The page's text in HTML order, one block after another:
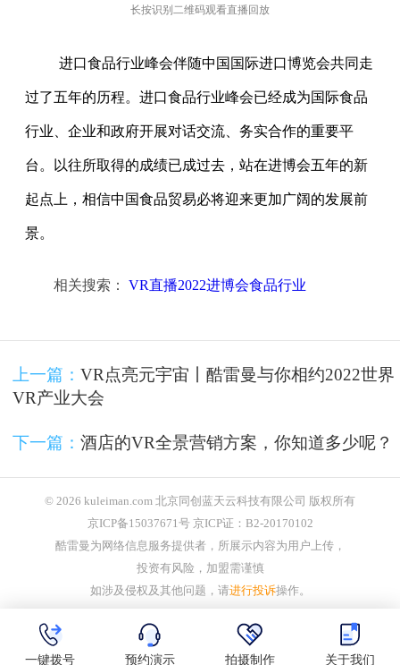
长按识别二维码观看直播回放
进口食品行业峰会伴随中国国际进口博览会共同走
过了五年的历程。进口食品行业峰会已经成为国际食品
行业、企业和政府开展对话交流、务实合作的重要平
台。以往所取得的成绩已成过去，站在进博会五年的新
起点上，相信中国食品贸易必将迎来更加广阔的发展前
景。
相关搜索： VR直播2022进博会食品行业
上一篇： VR点亮元宇宙丨酷雷曼与你相约2022世界
VR产业大会
下一篇： 酒店的VR全景营销方案，你知道多少呢？
© 2026 kuleiman.com 北京同创蓝天云科技有限公司 版权所有
京ICP备15037671号 京ICP证：B2-20170102
酷雷曼为网络信息服务提供者，所展示内容为用户上传，
投资有风险，加盟需谨慎
如涉及侵权及其他问题，请进行投诉操作。
一键拨号 预约演示 拍摄制作 关于我们